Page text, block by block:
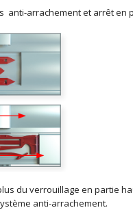
anti-arrachement et arrêt en
du verrouillage en partie
anti-arrachement.